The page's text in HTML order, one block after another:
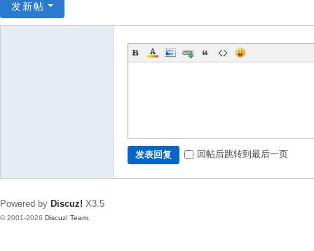
发新帖
发表回复 回帖后跳转到最后一页
Powered by Discuz! X3.5
© 2001-2026 Discuz! Team